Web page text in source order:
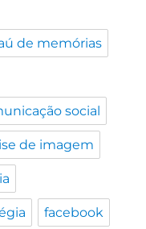
de memórias
social
de imagem
facebook